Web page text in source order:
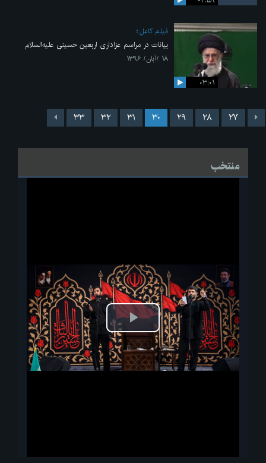
۰۳:۰۱
فیلم کامل
بیانات در مراسم عزاداری اربعین حسینی علیه‌السلام
۱۸ /آبان/ ۱۳۹۶
۲۷ ۲۸ ۲۹ ۳۰ ۳۱ ۳۲ ۳۳
منتخب
پخش
ویدیو